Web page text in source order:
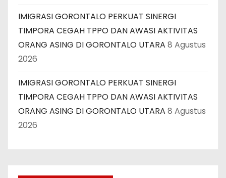
IMIGRASI GORONTALO PERKUAT SINERGI
TIMPORA CEGAH TPPO DAN AWASI AKTIVITAS
ORANG ASING DI GORONTALO UTARA 8 Agustus
2026
IMIGRASI GORONTALO PERKUAT SINERGI
TIMPORA CEGAH TPPO DAN AWASI AKTIVITAS
ORANG ASING DI GORONTALO UTARA 8 Agustus
2026